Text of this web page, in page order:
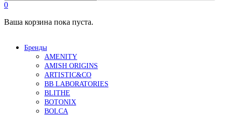
0
Ваша корзина пока пуста.
Бренды
AMENITY
AMISH ORIGINS
ARTISTIC&CO
BB LABORATORIES
BLITHE
BOTONIX
BOLCA